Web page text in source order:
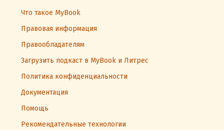
Что такое MyBook
Правовая информация
Правообладателям
Загрузить подкаст в MyBook и Литрес
Политика конфиденциальности
Документация
Помощь
Рекомендательные технологии